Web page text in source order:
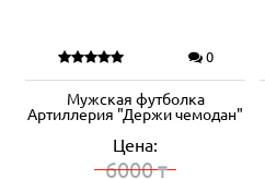
0
Мужская футболка
Артиллерия "Держи чемодан"
Цена:
6000₸